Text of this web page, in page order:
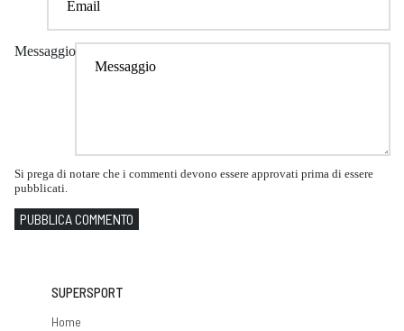
Messaggio
Si prega di notare che i commenti devono essere approvati prima di essere
pubblicati.
PUBBLICA COMMENTO
SUPERSPORT
Home